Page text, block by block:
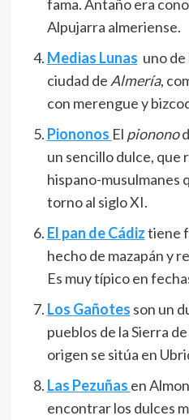
fama. Antaño era
Alpujarra almeriense.
Medias Lunas uno
ciudad de Almería,
con merengue y
Piononos El pionono
un sencillo dulce, que
hispano-musulmanes
torno al siglo XI.
El pan de Cádiztiene
hecho de mazapán y
Es muy típico en
Los Gañotes son un
pueblos de la Sierra
origen se sitúa en
Las Pezuñas en
encontrar los dulces